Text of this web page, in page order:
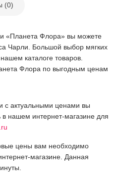
(0)
«Планета Флора» вы можете
Чарли. Большой выбор мягких
каталоге товаров.
Флора по выгодным ценам
с актуальными ценами вы
в нашем интернет-магазине для
цены вам необходимо
магазине. Данная